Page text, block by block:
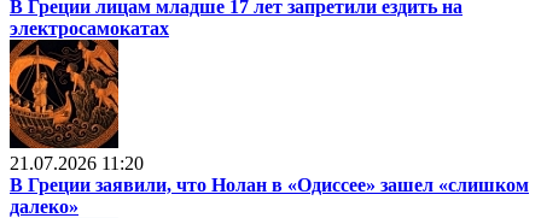
В Греции лицам младше 17 лет запретили ездить на
электросамокатах
21.07.2026 11:20
В Греции заявили, что Нолан в «Одиссее» зашел «слишком
далеко»